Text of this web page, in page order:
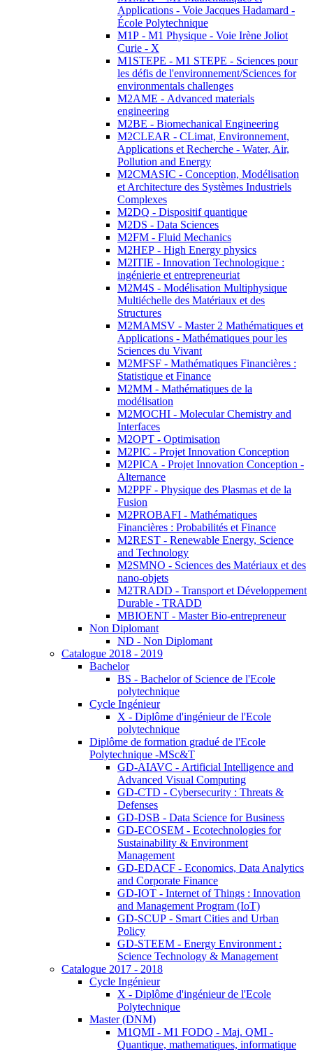
Applications - Voie Jacques Hadamard -
École Polytechnique
M1P - M1 Physique - Voie Irène Joliot
Curie - X
M1STEPE - M1 STEPE - Sciences pour
les défis de l'environnement/Sciences for
environmentals challenges
M2AME - Advanced materials
engineering
M2BE - Biomechanical Engineering
M2CLEAR - CLimat, Environnement,
Applications et Recherche - Water, Air,
Pollution and Energy
M2CMASIC - Conception, Modélisation
et Architecture des Systèmes Industriels
Complexes
M2DQ - Dispositif quantique
M2DS - Data Sciences
M2FM - Fluid Mechanics
M2HEP - High Energy physics
M2ITIE - Innovation Technologique :
ingénierie et entrepreneuriat
M2M4S - Modélisation Multiphysique
Multiéchelle des Matériaux et des
Structures
M2MAMSV - Master 2 Mathématiques et
Applications - Mathématiques pour les
Sciences du Vivant
M2MFSF - Mathématiques Financières :
Statistique et Finance
M2MM - Mathématiques de la
modélisation
M2MOCHI - Molecular Chemistry and
Interfaces
M2OPT - Optimisation
M2PIC - Projet Innovation Conception
M2PICA - Projet Innovation Conception -
Alternance
M2PPF - Physique des Plasmas et de la
Fusion
M2PROBAFI - Mathématiques
Financières : Probabilités et Finance
M2REST - Renewable Energy, Science
and Technology
M2SMNO - Sciences des Matériaux et des
nano-objets
M2TRADD - Transport et Développement
Durable - TRADD
MBIOENT - Master Bio-entrepreneur
Non Diplomant
ND - Non Diplomant
Catalogue 2018 - 2019
Bachelor
BS - Bachelor of Science de l'Ecole
polytechnique
Cycle Ingénieur
X - Diplôme d'ingénieur de l'Ecole
polytechnique
Diplôme de formation gradué de l'Ecole
Polytechnique -MSc&T
GD-AIAVC - Artificial Intelligence and
Advanced Visual Computing
GD-CTD - Cybersecurity : Threats &
Defenses
GD-DSB - Data Science for Business
GD-ECOSEM - Ecotechnologies for
Sustainability & Environment
Management
GD-EDACF - Economics, Data Analytics
and Corporate Finance
GD-IOT - Internet of Things : Innovation
and Management Program (IoT)
GD-SCUP - Smart Cities and Urban
Policy
GD-STEEM - Energy Environment :
Science Technology & Management
Catalogue 2017 - 2018
Cycle Ingénieur
X - Diplôme d'ingénieur de l'Ecole
Polytechnique
Master (DNM)
M1QMI - M1 FODQ - Maj. QMI -
Quantique, mathematiques, informatique